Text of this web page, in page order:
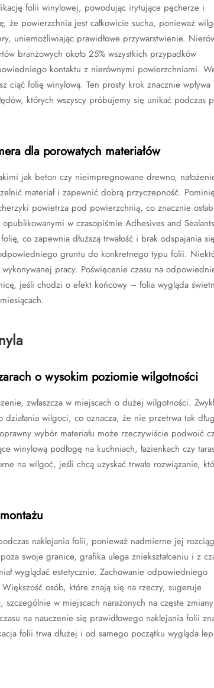
folii winylowej, powodując irytujące pęcherze i
powierzchnia jest całkowicie sucha, ponieważ
uniemożliwiając prawidłowe przywarstwienie.
branżowych około 25% wszystkich przypadków
kontaktu z nierównymi powierzchniami.
ciąć folię winylową. Ten prosty krok znacznie wpływa
których wszyscy próbujemy się unikać podczas
dla porowatych materiałów
jak beton czy nieimpregnowane drewno,
materiał i zapewnić dobrą przyczepność.
powietrza pod powierzchnią, co znacznie
w czasopiśmie Adhesives and Sealants
co zapewnia dłuższą trwałość i brak odspajania
gruntu do konkretnego typu folii.
pracy. Poświęcenie czasu na
jeśli chodzi o efekt końcowy – folia wygląda
o wysokim poziomie wilgotności
zwłaszcza w miejscach o dużej wilgotności.
wilgoci, co oznacza, że nie przetrwa tak
wybór materiału może rzeczywiście podwoić
winylową podłogę na kuchniach, łazienkach czy
na wilgoć, jeśli chcą uzyskać trwałe rozwiązanie,
naklejania folii, ponieważ nadmierne jej
swoje granice, grafika ulega zniekształceniu i z
wyglądać estetycznie. Zachowanie odpowiedniego
osób, które znają się na rzeczy, sugeruje
w miejscach narażonych na częste zmiany
na nauczenie się prawidłowego naklejania folii
folii trwa dłużej i od samego początku wygląda